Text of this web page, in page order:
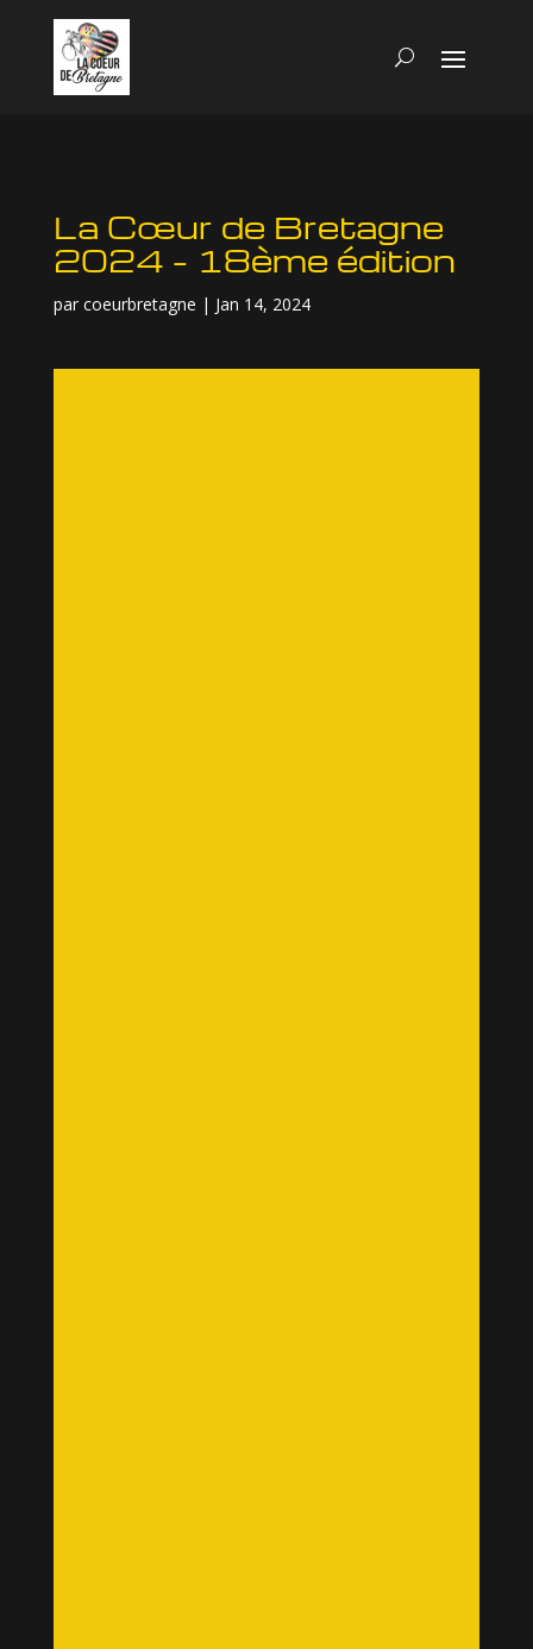
La Cœur de Bretagne
2024 – 18ème édition
par coeurbretagne | Jan 14, 2024